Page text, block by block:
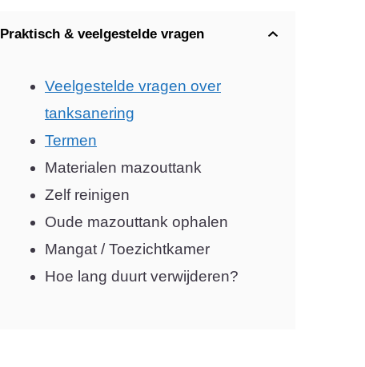
Praktisch & veelgestelde vragen
Veelgestelde vragen over
tanksanering
Termen
Materialen mazouttank
Zelf reinigen
Oude mazouttank ophalen
Mangat / Toezichtkamer
Hoe lang duurt verwijderen?